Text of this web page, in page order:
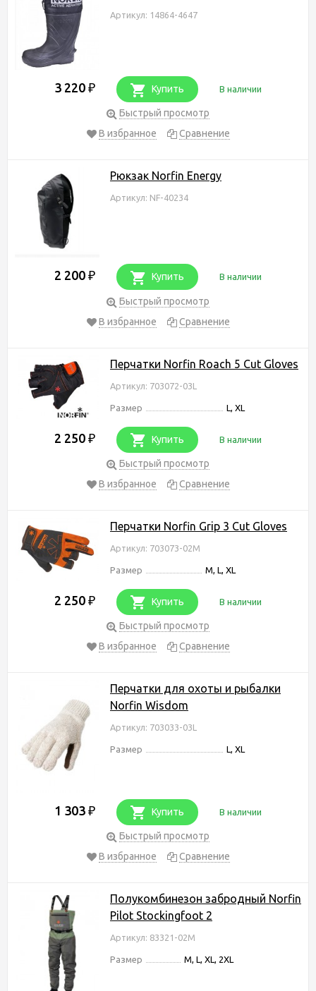
Артикул: 14864-4647
3 220 ₽ Купить В наличии
Быстрый просмотр
В избранное
Сравнение
Рюкзак Norfin Energy
Артикул: NF-40234
2 200 ₽ Купить В наличии
Быстрый просмотр
В избранное
Сравнение
Перчатки Norfin Roach 5 Cut Gloves
Артикул: 703072-03L
Размер L, XL
2 250 ₽ Купить В наличии
Быстрый просмотр
В избранное
Сравнение
Перчатки Norfin Grip 3 Cut Gloves
Артикул: 703073-02M
Размер M, L, XL
2 250 ₽ Купить В наличии
Быстрый просмотр
В избранное
Сравнение
Перчатки для охоты и рыбалки
Norfin Wisdom
Артикул: 703033-03L
Размер L, XL
1 303 ₽ Купить В наличии
Быстрый просмотр
В избранное
Сравнение
Полукомбинезон забродный Norfin
Pilot Stockingfoot 2
Артикул: 83321-02M
Размер M, L, XL, 2XL